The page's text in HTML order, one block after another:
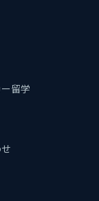
留学